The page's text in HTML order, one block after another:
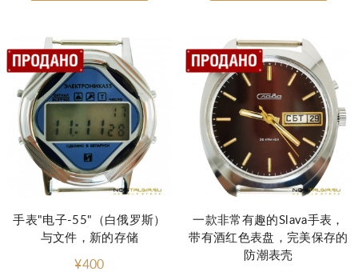
手表"电子-55"（白俄罗斯）
与文件，新的存储
¥400
一款非常有趣的Slava手表，
带有酒红色表盘，完美保存的
防潮表壳